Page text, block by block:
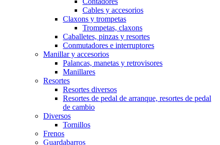
Cables y accesorios
Claxons y trompetas
Trompetas, claxons
Caballetes, pinzas y resortes
Conmutadores e interruptores
Manillar y accesorios
Palancas, manetas y retrovisores
Manillares
Resortes
Resortes diversos
Resortes de pedal de arranque, resortes de pedal
de cambio
Diversos
Tornillos
Frenos
Guardabarros